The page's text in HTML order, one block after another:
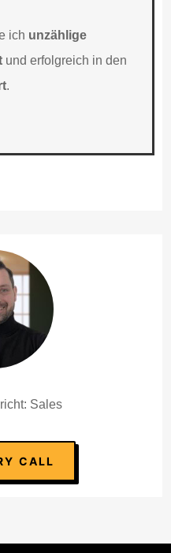
ich unzählige
und erfolgreich in den
.
Sales
CALL